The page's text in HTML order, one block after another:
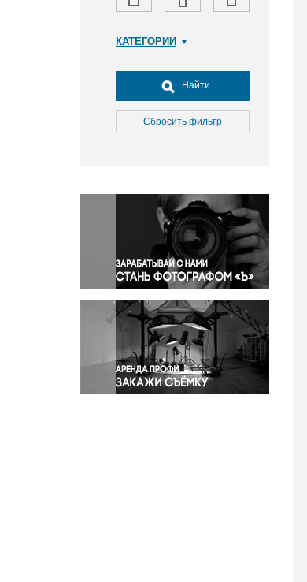
КАТЕГОРИИ
Досуг, туризм и отдых
Культура
Медицина
Окружающая среда
Политика
Правосудие
Происшествия и конфликты
Религия
Светская жизнь
Спорт
Экология
Экономика и бизнес
Найти
Сбросить фильтр